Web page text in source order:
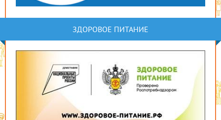
ЗДОРОВОЕ ПИТАНИЕ